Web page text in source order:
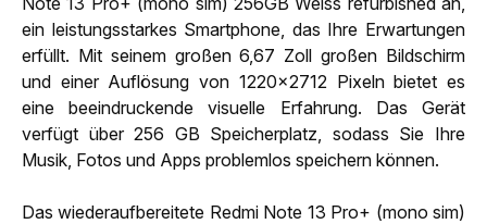
ein leistungsstarkes Smartphone, das Ihre Erwartungen
erfüllt. Mit seinem großen 6,67 Zoll großen Bildschirm
und einer Auflösung von 1220x2712 Pixeln bietet es
eine beeindruckende visuelle Erfahrung. Das Gerät
verfügt über 256 GB Speicherplatz, sodass Sie Ihre
Musik, Fotos und Apps problemlos speichern können.
Das wiederaufbereitete Redmi Note 13 Pro+ (mono sim)